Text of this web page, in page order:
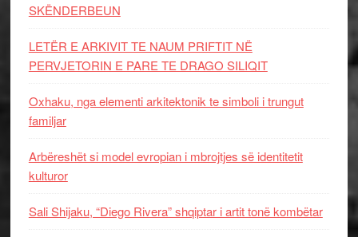
SKËNDERBEUN
LETËR E ARKIVIT TE NAUM PRIFTIT NË
PERVJETORIN E PARE TE DRAGO SILIQIT
Oxhaku, nga elementi arkitektonik te simboli i trungut
familjar
Arbëreshët si model evropian i mbrojtjes së identitetit
kulturor
Sali Shijaku, “Diego Rivera” shqiptar i artit tonë kombëtar